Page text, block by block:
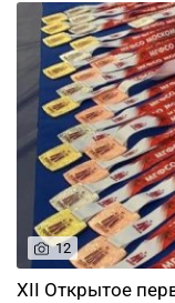
12
XII Открытое